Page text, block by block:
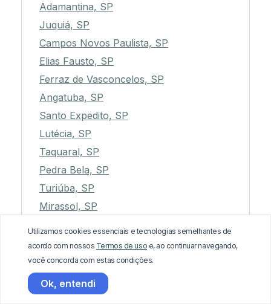
Adamantina, SP
Juquiá, SP
Campos Novos Paulista, SP
Elias Fausto, SP
Ferraz de Vasconcelos, SP
Angatuba, SP
Santo Expedito, SP
Lutécia, SP
Taquaral, SP
Pedra Bela, SP
Turiúba, SP
Mirassol, SP
Luiziânia, SP
Avanhandava, SP
Igaraçu do Tietê, SP
Iperó, SP
Utilizamos cookies essenciais e tecnologias semelhantes de
acordo com nossos Termos de uso e, ao continuar navegando,
você concorda com estas condições.
Ok, entendi